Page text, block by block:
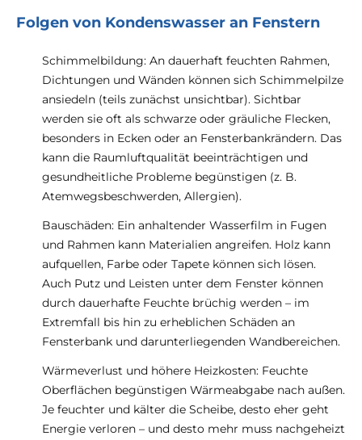
Folgen von Kondenswasser an Fenstern
Schimmelbildung: An dauerhaft feuchten Rahmen,
Dichtungen und Wänden können sich Schimmelpilze
ansiedeln (teils zunächst unsichtbar). Sichtbar
werden sie oft als schwarze oder gräuliche Flecken,
besonders in Ecken oder an Fensterbankrändern. Das
kann die Raumluftqualität beeinträchtigen und
gesundheitliche Probleme begünstigen (z. B.
Atemwegsbeschwerden, Allergien).
Bauschäden: Ein anhaltender Wasserfilm in Fugen
und Rahmen kann Materialien angreifen. Holz kann
aufquellen, Farbe oder Tapete können sich lösen.
Auch Putz und Leisten unter dem Fenster können
durch dauerhafte Feuchte brüchig werden – im
Extremfall bis hin zu erheblichen Schäden an
Fensterbank und darunterliegenden Wandbereichen.
Wärmeverlust und höhere Heizkosten: Feuchte
Oberflächen begünstigen Wärmeabgabe nach außen.
Je feuchter und kälter die Scheibe, desto eher geht
Energie verloren – und desto mehr muss nachgeheizt